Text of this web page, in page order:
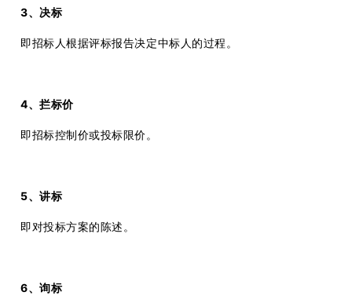
3、决标
即招标人根据评标报告决定中标人的过程。
4、拦标价
即招标控制价或投标限价。
5、讲标
即对投标方案的陈述。
6、询标